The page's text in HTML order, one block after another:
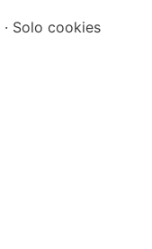
· Solo cookies